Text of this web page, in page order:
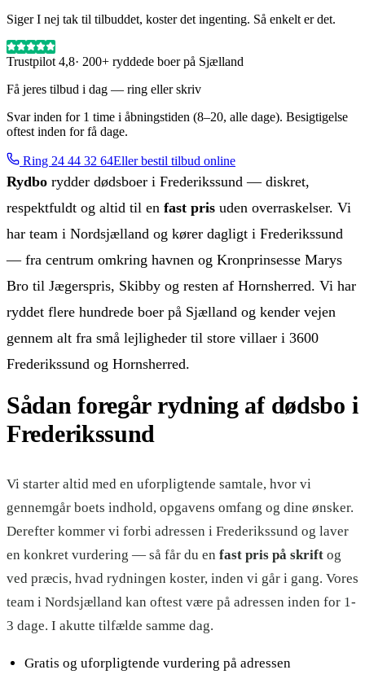
Siger I nej tak til tilbuddet, koster det ingenting. Så enkelt er det.
Trustpilot 4,8· 200+ ryddede boer på Sjælland
Få jeres tilbud i dag — ring eller skriv
Svar inden for 1 time i åbningstiden (8–20, alle dage). Besigtigelse
oftest inden for få dage.
Ring 24 44 32 64Eller bestil tilbud online
Rydbo rydder dødsboer i Frederikssund — diskret,
respektfuldt og altid til en fast pris uden overraskelser. Vi
har team i Nordsjælland og kører dagligt i Frederikssund
— fra centrum omkring havnen og Kronprinsesse Marys
Bro til Jægerspris, Skibby og resten af Hornsherred. Vi har
ryddet flere hundrede boer på Sjælland og kender vejen
gennem alt fra små lejligheder til store villaer i 3600
Frederikssund og Hornsherred.
Sådan foregår rydning af dødsbo i
Frederikssund
Vi starter altid med en uforpligtende samtale, hvor vi
gennemgår boets indhold, opgavens omfang og dine ønsker.
Derefter kommer vi forbi adressen i Frederikssund og laver
en konkret vurdering — så får du en fast pris på skrift og
ved præcis, hvad rydningen koster, inden vi går i gang. Vores
team i Nordsjælland kan oftest være på adressen inden for 1-
3 dage. I akutte tilfælde samme dag.
Gratis og uforpligtende vurdering på adressen